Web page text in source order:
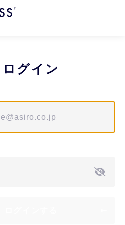
ログイン